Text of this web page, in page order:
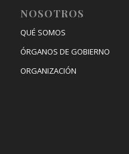
NOSOTROS
QUÉ SOMOS
ÓRGANOS DE GOBIERNO
ORGANIZACIÓN